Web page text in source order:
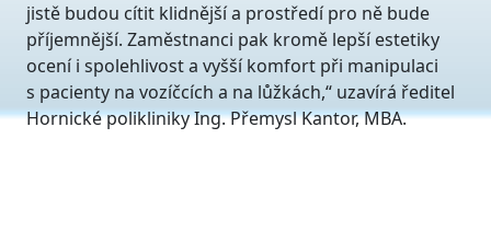
jistě budou cítit klidnější a prostředí pro ně bude
příjemnější. Zaměstnanci pak kromě lepší estetiky
ocení i spolehlivost a vyšší komfort při manipulaci
s pacienty na vozíčcích a na lůžkách,“ uzavírá ředitel
Hornické polikliniky Ing. Přemysl Kantor, MBA.